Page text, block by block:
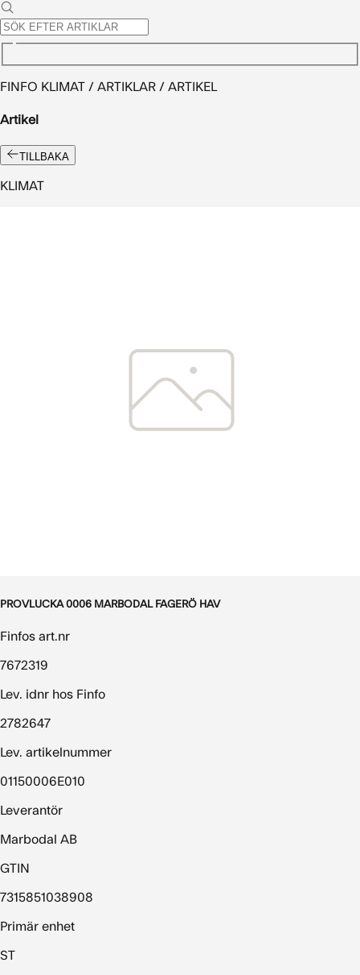
FINFO KLIMAT / ARTIKLAR / ARTIKEL
Artikel
TILLBAKA
KLIMAT
PROVLUCKA 0006 MARBODAL FAGERÖ HAV
Finfos art.nr
7672319
Lev. idnr hos Finfo
2782647
Lev. artikelnummer
01150006E010
Leverantör
Marbodal AB
GTIN
7315851038908
Primär enhet
ST